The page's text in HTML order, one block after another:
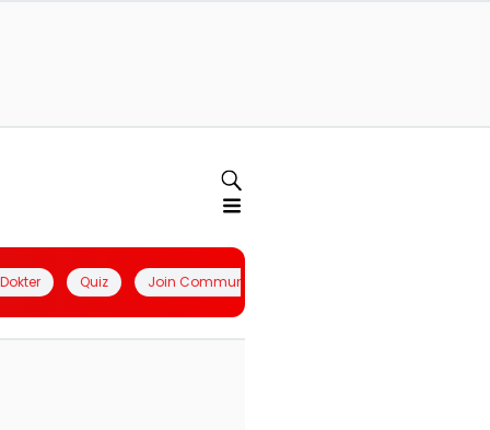
Quiz Join Community